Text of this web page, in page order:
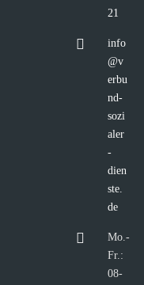
21
info
@v
erbu
nd-
sozi
aler
-
dien
ste.
de
Mo.-
Fr.:
08-